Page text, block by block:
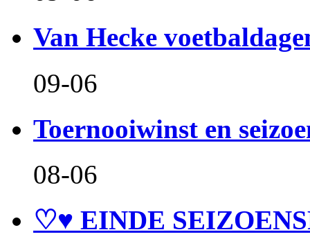
Van Hecke
09-06
Toernooiwinst en
08-06
♡♥ EINDE